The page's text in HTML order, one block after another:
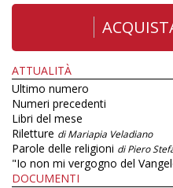
ATTUALITÀ
Ultimo numero
Numeri precedenti
Libri del mese
Riletture di Mariapia Veladiano
Parole delle religioni di Piero
"Io non mi vergogno del
DOCUMENTI